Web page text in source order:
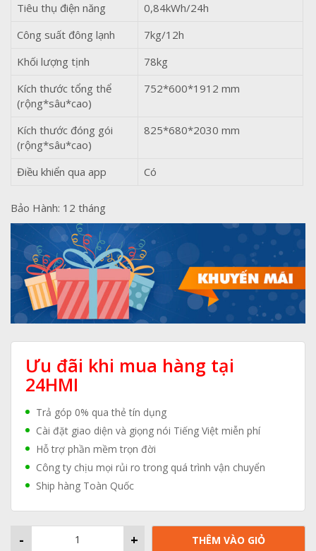
Tiêu thụ điện năng
0,84kWh/24h
Công suất đông lạnh
7kg/12h
Khối lượng tịnh
78kg
Kích thước tổng thể
(rộng*sâu*cao)
752*600*1912 mm
Kích thước đóng gói
(rộng*sâu*cao)
825*680*2030 mm
Điều khiển qua app Có
Bảo Hành: 12 tháng
Ưu đãi khi mua hàng tại
24HMI
Trả góp 0% qua thẻ tín dụng
Cài đặt giao diện và giọng nói Tiếng Việt miễn phí
Hỗ trợ phần mềm trọn đời
Công ty chịu mọi rủi ro trong quá trình vận chuyển
Ship hàng Toàn Quốc
+
- THÊM VÀO GIỎ